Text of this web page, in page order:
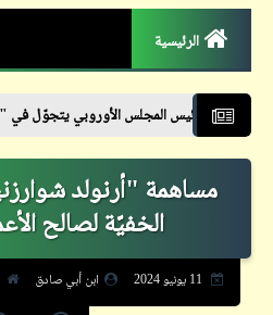
الرئيسية
الأوروبي يتجوّل في "باريس" راكباً
مساهمة "أرنولد
الخفيّة لصالح
ابن أبي صادق